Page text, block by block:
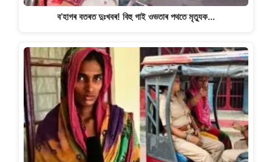
ব’হাগৰ বতৰত দুঃখবৰ! বিহু গাই ওভতাৰ পথতে মৃত্যুক…